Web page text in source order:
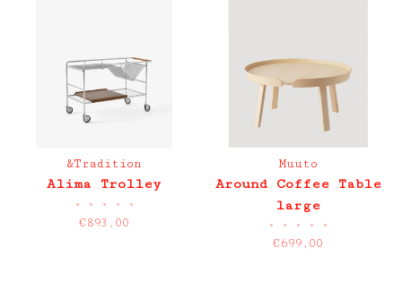
&Tradition
Alima Trolley
• • • • •
€893,00
Muuto
Around Coffee Table
large
• • • • •
€699,00